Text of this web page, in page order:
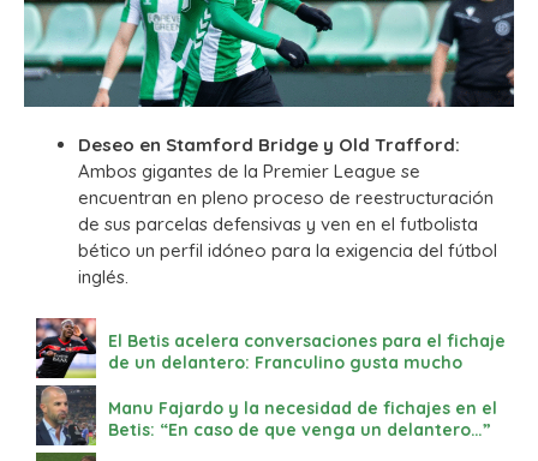
Deseo en Stamford Bridge y Old Trafford:
Ambos gigantes de la Premier League se
encuentran en pleno proceso de reestructuración
de sus parcelas defensivas y ven en el futbolista
bético un perfil idóneo para la exigencia del fútbol
inglés.
El Betis acelera conversaciones para el fichaje
de un delantero: Franculino gusta mucho
Manu Fajardo y la necesidad de fichajes en el
Betis: “En caso de que venga un delantero…”